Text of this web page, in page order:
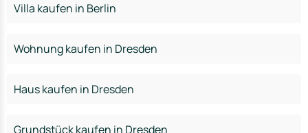
Villa kaufen in Berlin
Wohnung kaufen in Dresden
Haus kaufen in Dresden
Grundstück kaufen in Dresden